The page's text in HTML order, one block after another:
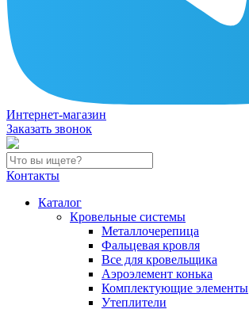
Интернет-магазин
Заказать звонок
Контакты
Каталог
Кровельные системы
Металлочерепица
Фальцевая кровля
Все для кровельщика
Аэроэлемент конька
Комплектующие элементы
Утеплители